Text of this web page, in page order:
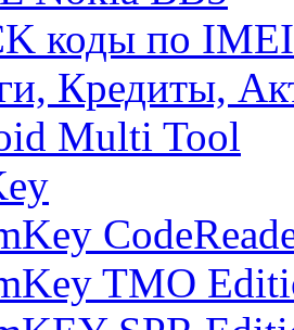
коды по IMEI
Кредиты,
Multi Tool
TMO